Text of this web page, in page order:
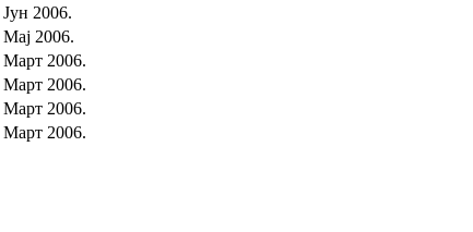
Јун 2006.
Мај 2006.
Март 2006.
Март 2006.
Март 2006.
Март 2006.